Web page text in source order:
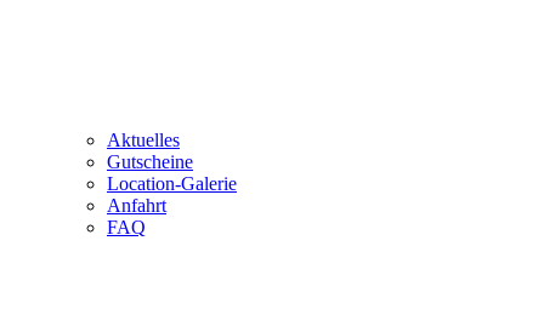
Aktuelles
Gutscheine
Location-Galerie
Anfahrt
FAQ